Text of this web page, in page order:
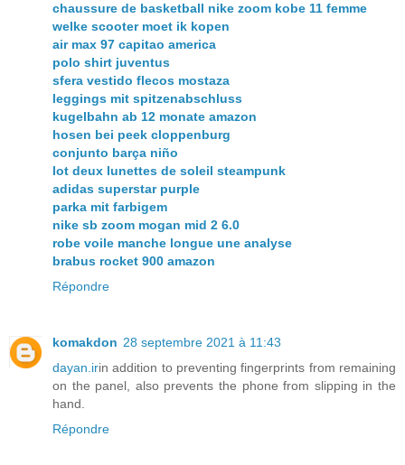
chaussure de basketball nike zoom kobe 11 femme
welke scooter moet ik kopen
air max 97 capitao america
polo shirt juventus
sfera vestido flecos mostaza
leggings mit spitzenabschluss
kugelbahn ab 12 monate amazon
hosen bei peek cloppenburg
conjunto barça niño
lot deux lunettes de soleil steampunk
adidas superstar purple
parka mit farbigem
nike sb zoom mogan mid 2 6.0
robe voile manche longue une analyse
brabus rocket 900 amazon
Répondre
komakdon 28 septembre 2021 à 11:43
dayan.irin addition to preventing fingerprints from remaining
on the panel, also prevents the phone from slipping in the
hand.
Répondre